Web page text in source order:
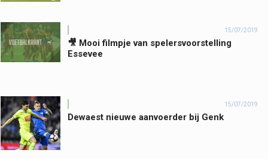
15/07/2019
🎥 Mooi filmpje van spelersvoorstelling
Essevee
15/07/2019
Dewaest nieuwe aanvoerder bij Genk